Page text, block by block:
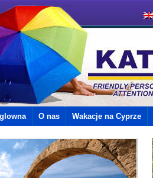
O nas Wakacje na Cyprze